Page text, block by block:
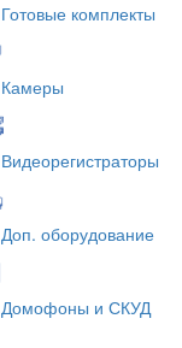
Готовые комплекты
Камеры
Видеорегистраторы
Доп. оборудование
Домофоны и СКУД